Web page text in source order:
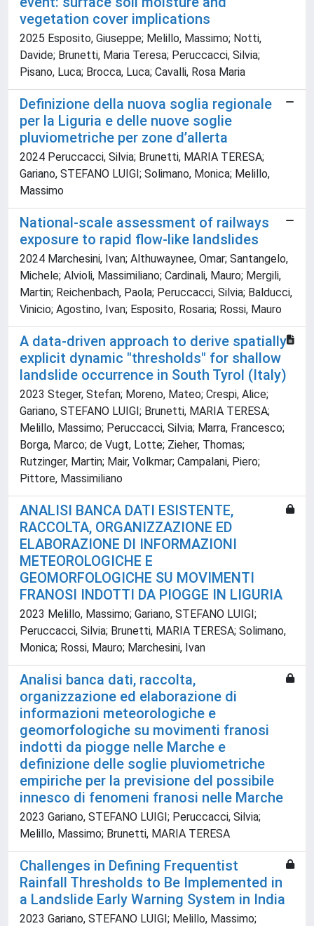
vegetation cover implications
2025 Esposito, Giuseppe; Melillo, Massimo; Notti,
Davide; Brunetti, Maria Teresa; Peruccacci, Silvia;
Pisano, Luca; Brocca, Luca; Cavalli, Rosa Maria
Definizione della nuova soglia regionale
per la Liguria e delle nuove soglie
pluviometriche per zone d’allerta
2024 Peruccacci, Silvia; Brunetti, MARIA TERESA;
Gariano, STEFANO LUIGI; Solimano, Monica; Melillo,
Massimo
National-scale assessment of railways
exposure to rapid flow-like landslides
2024 Marchesini, Ivan; Althuwaynee, Omar; Santangelo,
Michele; Alvioli, Massimiliano; Cardinali, Mauro; Mergili,
Martin; Reichenbach, Paola; Peruccacci, Silvia; Balducci,
Vinicio; Agostino, Ivan; Esposito, Rosaria; Rossi, Mauro
A data-driven approach to derive spatially
explicit dynamic "thresholds" for shallow
landslide occurrence in South Tyrol (Italy)
2023 Steger, Stefan; Moreno, Mateo; Crespi, Alice;
Gariano, STEFANO LUIGI; Brunetti, MARIA TERESA;
Melillo, Massimo; Peruccacci, Silvia; Marra, Francesco;
Borga, Marco; de Vugt, Lotte; Zieher, Thomas;
Rutzinger, Martin; Mair, Volkmar; Campalani, Piero;
Pittore, Massimiliano
ANALISI BANCA DATI ESISTENTE,
RACCOLTA, ORGANIZZAZIONE ED
ELABORAZIONE DI INFORMAZIONI
METEOROLOGICHE E
GEOMORFOLOGICHE SU MOVIMENTI
FRANOSI INDOTTI DA PIOGGE IN LIGURIA
2023 Melillo, Massimo; Gariano, STEFANO LUIGI;
Peruccacci, Silvia; Brunetti, MARIA TERESA; Solimano,
Monica; Rossi, Mauro; Marchesini, Ivan
Analisi banca dati, raccolta,
organizzazione ed elaborazione di
informazioni meteorologiche e
geomorfologiche su movimenti franosi
indotti da piogge nelle Marche e
definizione delle soglie pluviometriche
empiriche per la previsione del possibile
innesco di fenomeni franosi nelle Marche
2023 Gariano, STEFANO LUIGI; Peruccacci, Silvia;
Melillo, Massimo; Brunetti, MARIA TERESA
Challenges in Defining Frequentist
Rainfall Thresholds to Be Implemented in
a Landslide Early Warning System in India
2023 Gariano, STEFANO LUIGI; Melillo, Massimo;